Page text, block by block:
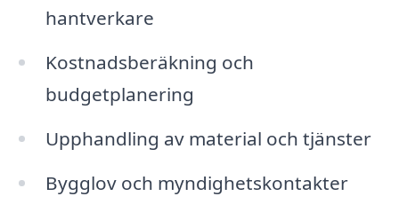
hantverkare
Kostnadsberäkning och
budgetplanering
Upphandling av material och tjänster
Bygglov och myndighetskontakter